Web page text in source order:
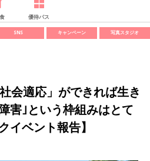
優待パス
SNS キャンペーン 写真スタジオ
会適応」ができれば生き
害｣という枠組みはとて
イベント報告】